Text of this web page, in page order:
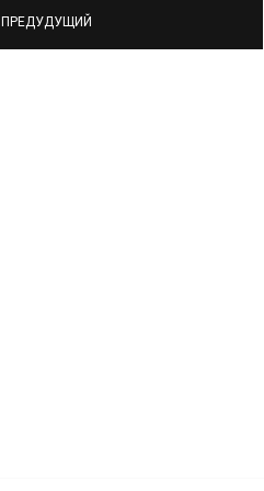
ПРЕДУДУЩИЙ